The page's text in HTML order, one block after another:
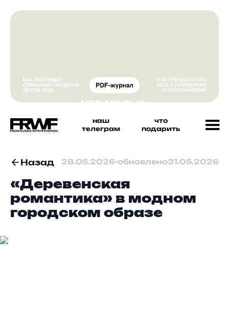
наш
телеграм
что
подарить
Назад 28.05.2026•обновлено31.05.2026
«Деревенская
романтика» в модном
городском образе